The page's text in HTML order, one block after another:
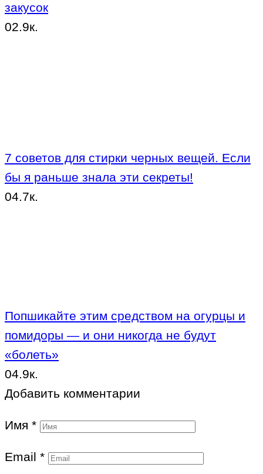
закусок
02.9к.
7 советов для стирки черных вещей. Если
бы я раньше знала эти секреты!
04.7к.
Попшикайте этим средством на огурцы и
помидоры — и они никогда не будут
«болеть»
04.9к.
Добавить комментарии
Имя *
Email *